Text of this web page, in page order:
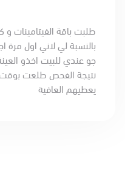
طلبت باقة الفيتامينات
بالنسبة لي لاني اول مرة
جو عندي للبيت اخذو
نتيجة الفحص طلعت بوقت
يعطيهم العافية